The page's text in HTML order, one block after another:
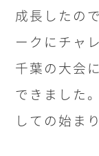
成長したの
ークにチャ
千葉の大会
できました
しての始ま